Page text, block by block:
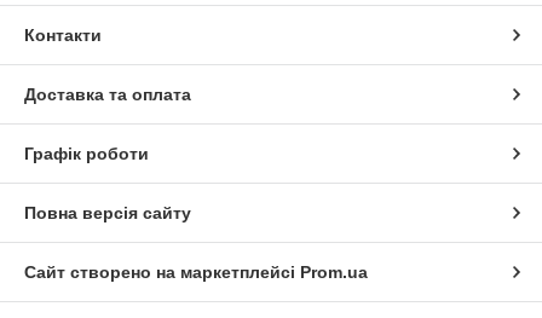
Контакти
Доставка та оплата
Графік роботи
Повна версія сайту
Сайт створено на маркетплейсі Prom.ua